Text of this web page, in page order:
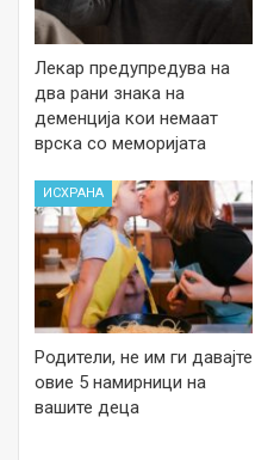
Лекар предупредува на
два рани знака на
деменција кои немаат
врска со меморијата
ИСХРАНА
Родители, не им ги давајте
овие 5 намирници на
вашите деца